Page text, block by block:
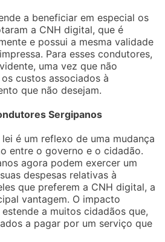
a beneficiar em especial os
a CNH digital, que é
e possui a mesma validade
Para esses condutores,
uma vez que não
custos associados à
que não desejam.
Sergipanos
é um reflexo de uma mudança
entre o governo e o cidadão.
agora podem exercer um
despesas relativas à
que preferem a CNH digital, a
vantagem. O impacto
a muitos cidadãos que,
a pagar por um serviço que